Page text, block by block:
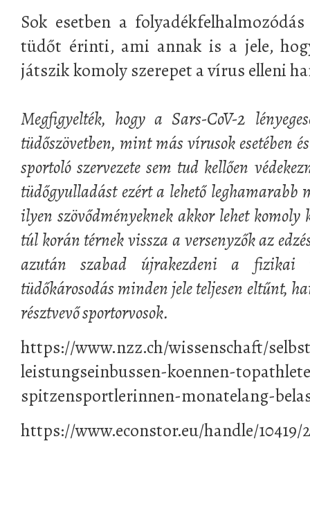
Sok esetben a
tüdőt érinti, ami annak is a jele,
játszik komoly szerepet a vírus elleni
Megfigyelték, hogy a Sars-CoV-2
tüdőszövetben, mint más vírusok esetében
sportoló szervezete sem tud kellően
tüdőgyulladást ezért a lehető leghamarabb
ilyen szövődményeknek akkor lehet komoly
túl korán térnek vissza a versenyzők az
azután szabad újrakezdeni a
tüdőkárosodás minden jele teljesen eltűnt,
résztvevő sportorvosok.
https://www.nzz.ch/wissenschaft/
leistungseinbussen-koennen-
spitzensportlerinnen-monatelang-
https://www.econstor.eu/handle/10419/